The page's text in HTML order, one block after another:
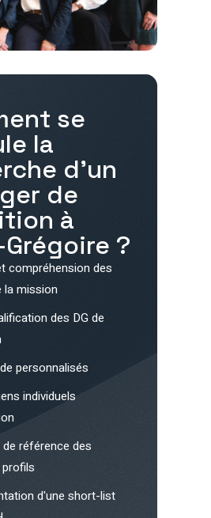
se
la
d'un
de
à
?
compréhension des
la mission
des DG de
personnalisés
individuels
référence des
d'une short-list